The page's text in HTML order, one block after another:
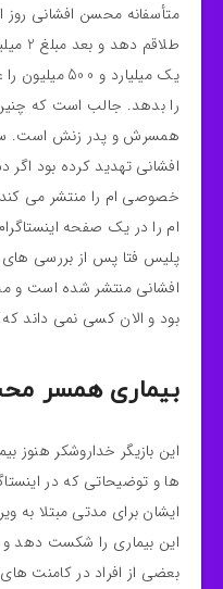
یک میلیارد و
را بدهد. جالب است که
همسرش و پدر زنش است.
افشانی تهدید کرده بود
خصوصی‌ ام را منتشر می‌
‌ام را در یک صفحه
پلیس فتا پس از بررسی‌
افشانی منتشر شده است و
بود و الان کسی نمی داند
بیماری همسر
این بازیگر خداروشکر
ها و توضیحاتی که در
ایشان برای مدتی مبتلا به
این بیماری را شکست دهد و
بعضی از افراد در کامنت های